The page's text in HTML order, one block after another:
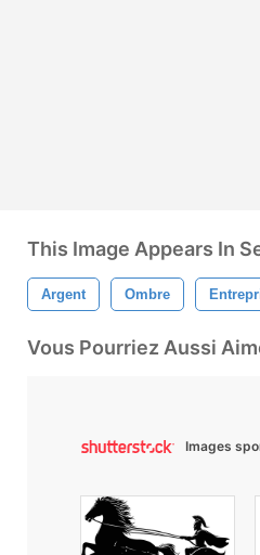
This Image Appears In
Argent Ombre
Vous Pourriez Aussi
Images